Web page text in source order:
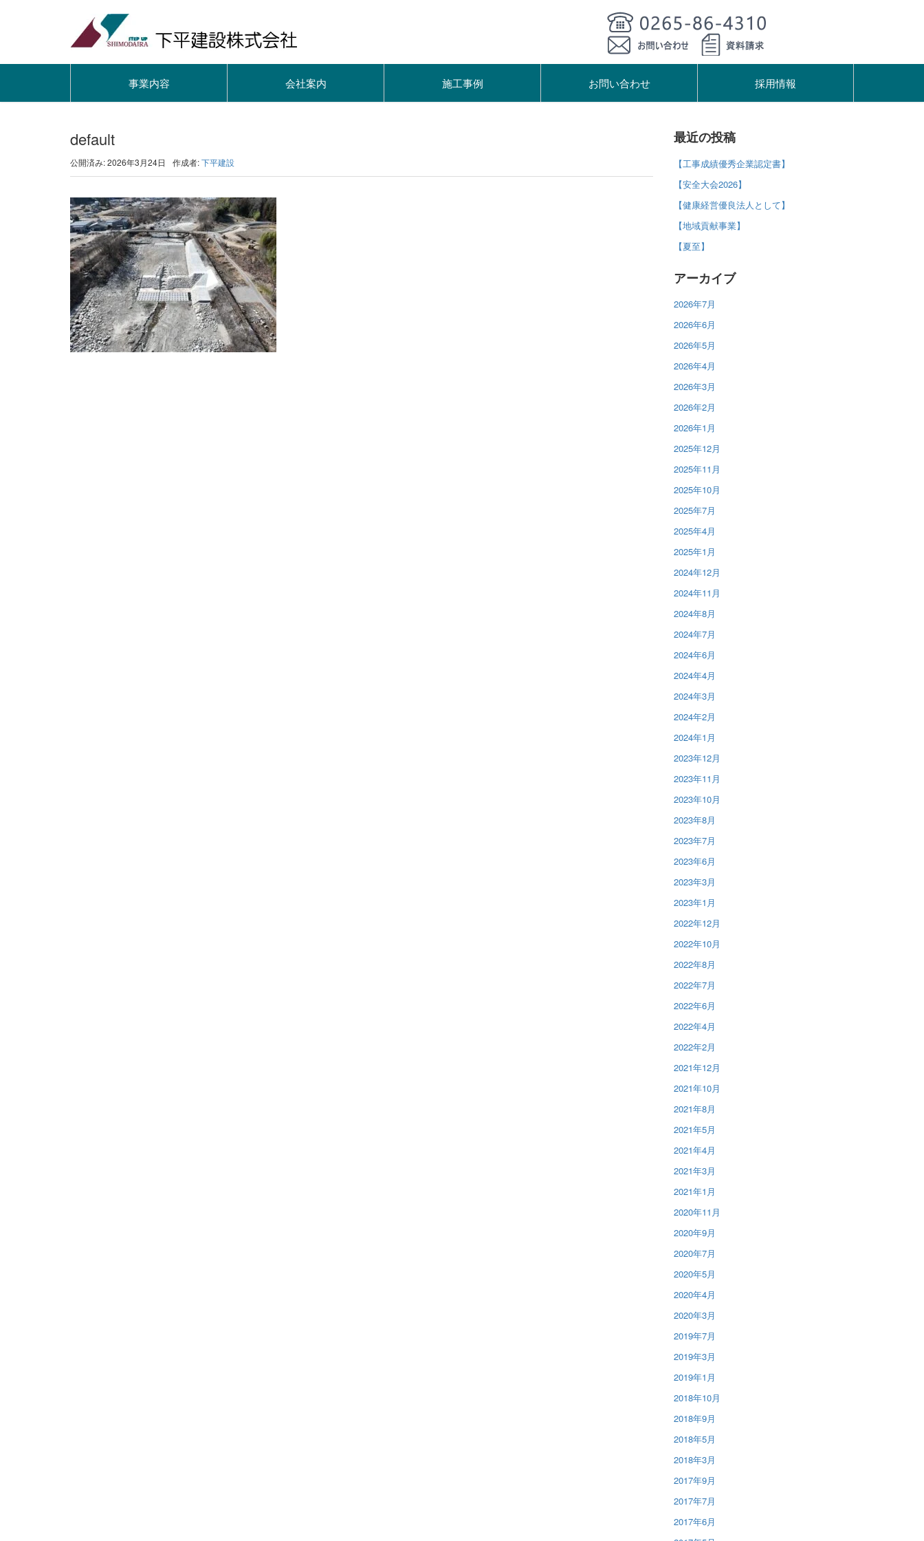
事業内容 会社案内 施工事例 お問い合わせ 採用情報
default
公開済み: 2026年3月24日 作成者:下平建設
最近の投稿
【工事成績優秀企業認定書】
【安全大会2026】
【健康経営優良法人として】
【地域貢献事業】
【夏至】
アーカイブ
2026年7月
2026年6月
2026年5月
2026年4月
2026年3月
2026年2月
2026年1月
2025年12月
2025年11月
2025年10月
2025年7月
2025年4月
2025年1月
2024年12月
2024年11月
2024年8月
2024年7月
2024年6月
2024年4月
2024年3月
2024年2月
2024年1月
2023年12月
2023年11月
2023年10月
2023年8月
2023年7月
2023年6月
2023年3月
2023年1月
2022年12月
2022年10月
2022年8月
2022年7月
2022年6月
2022年4月
2022年2月
2021年12月
2021年10月
2021年8月
2021年5月
2021年4月
2021年3月
2021年1月
2020年11月
2020年9月
2020年7月
2020年5月
2020年4月
2020年3月
2019年7月
2019年3月
2019年1月
2018年10月
2018年9月
2018年5月
2018年3月
2017年9月
2017年7月
2017年6月